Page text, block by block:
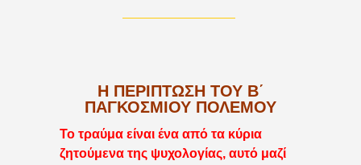
Η ΠΕΡΙΠΤΩΣΗ ΤΟΥ Β΄
ΠΑΓΚΟΣΜΙΟΥ ΠΟΛΕΜΟΥ
Το τραύμα είναι ένα από τα κύρια
ζητούμενα της ψυχολογίας, αυτό μαζί